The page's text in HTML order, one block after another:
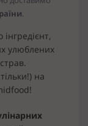
.
улюблених
на